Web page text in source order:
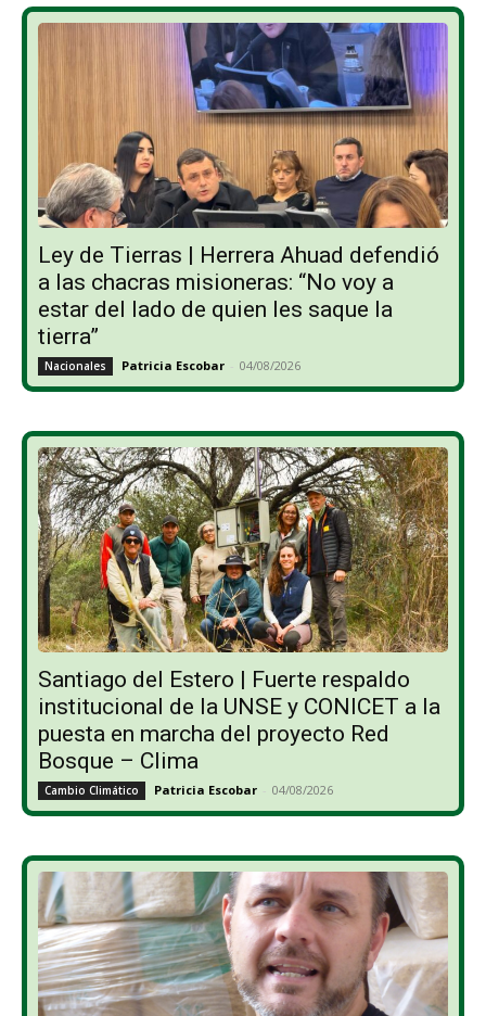
Ley de Tierras | Herrera Ahuad defendió
a las chacras misioneras: “No voy a
estar del lado de quien les saque la
tierra”
Nacionales Patricia Escobar - 04/08/2026
Santiago del Estero | Fuerte respaldo
institucional de la UNSE y CONICET a la
puesta en marcha del proyecto Red
Bosque – Clima
Cambio Climático Patricia Escobar - 04/08/2026